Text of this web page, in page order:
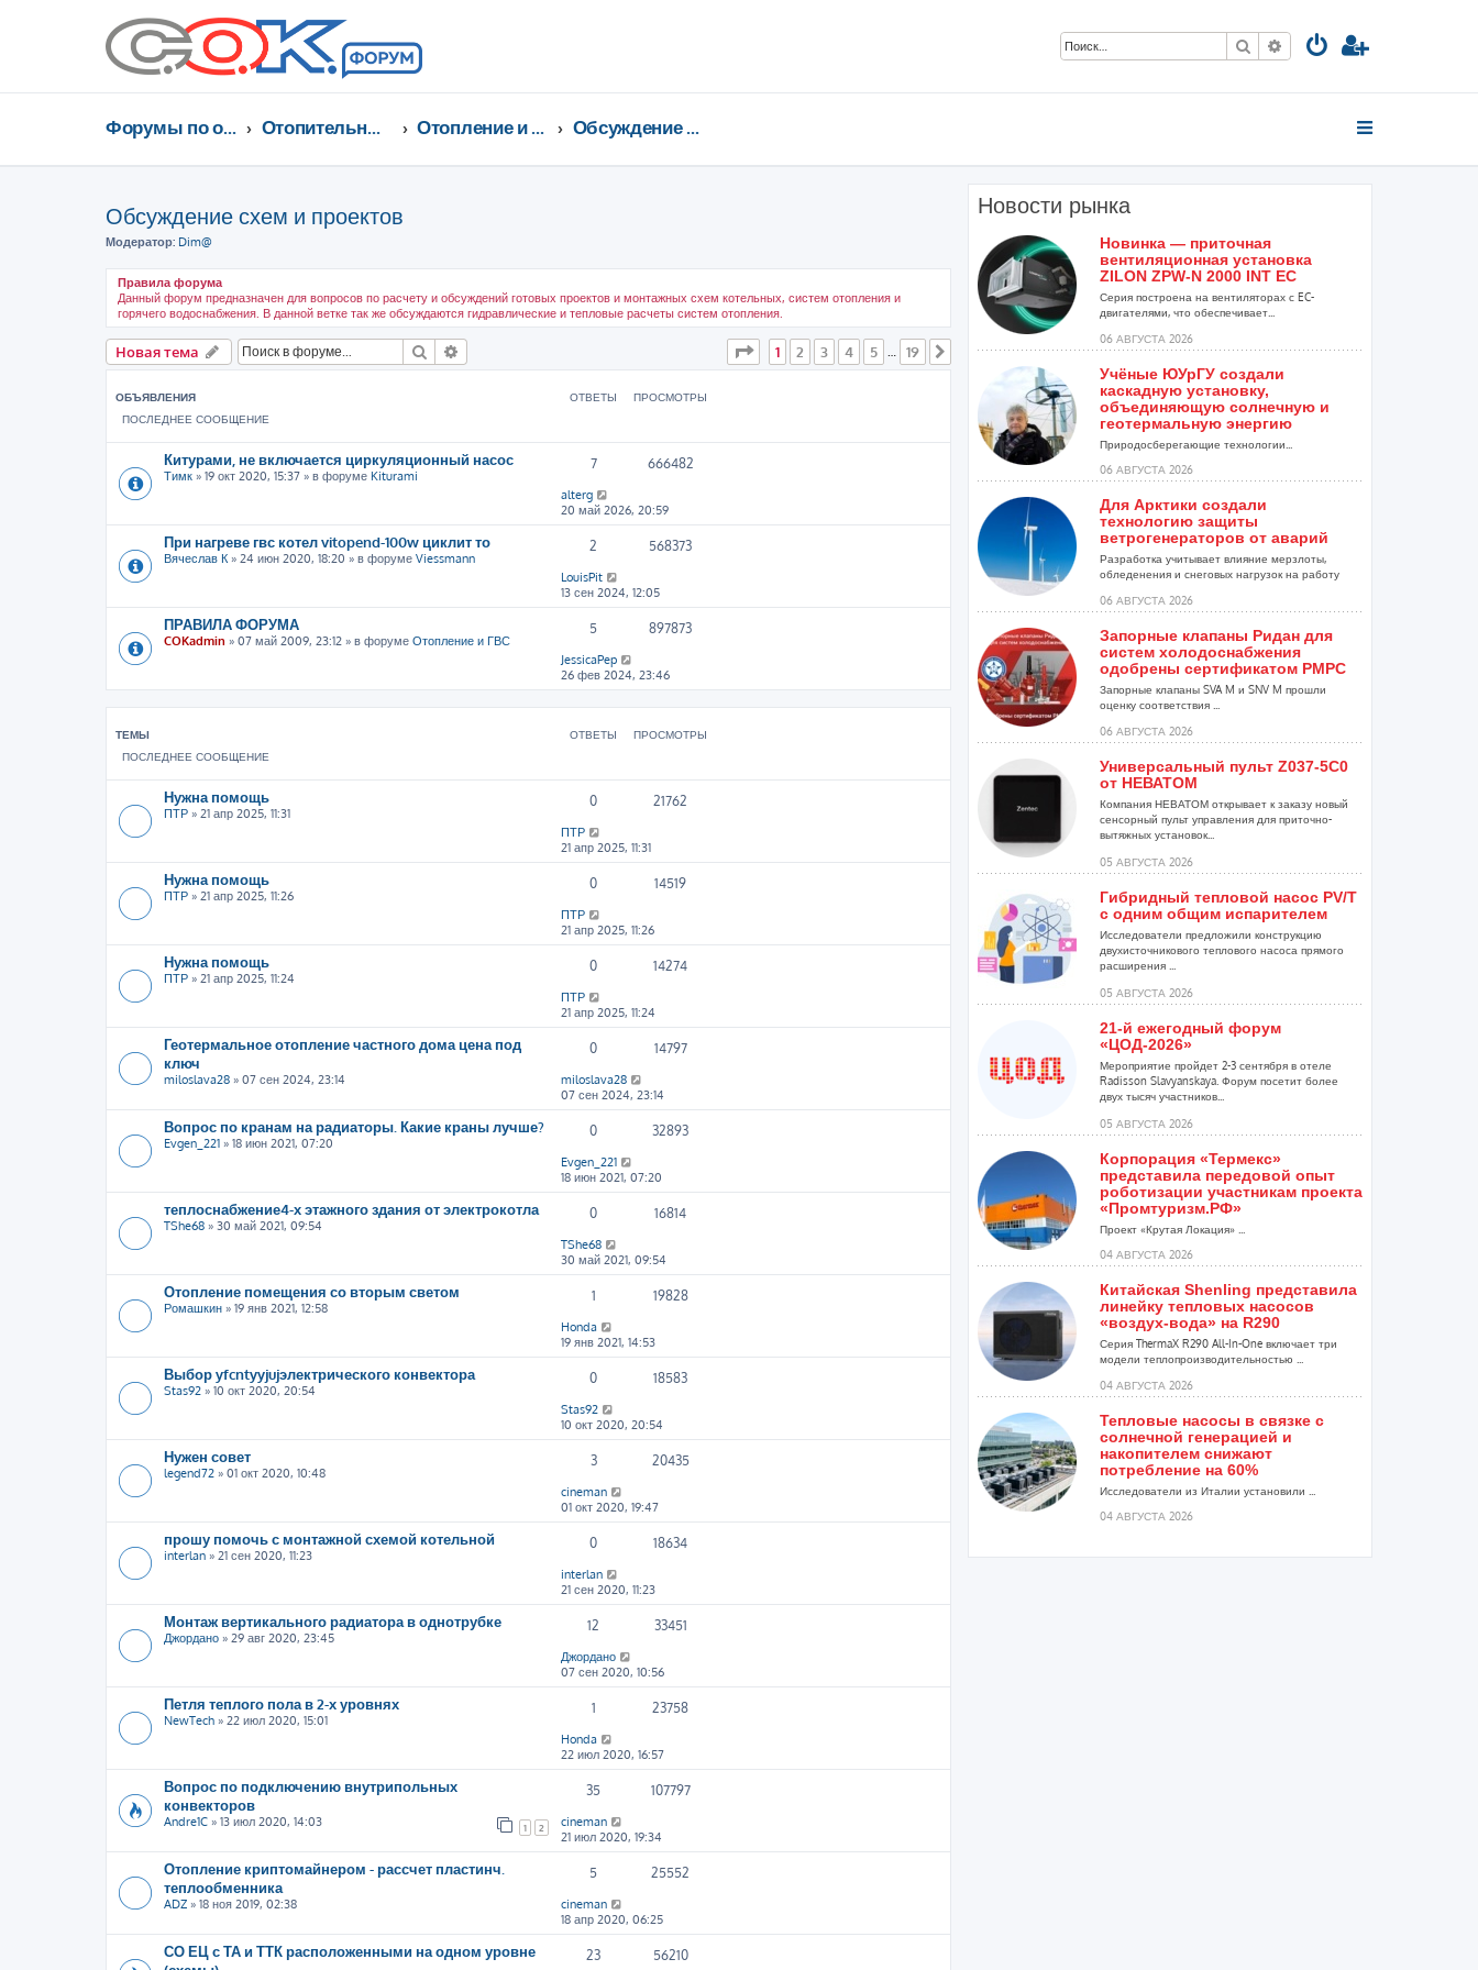
Поиск Расширенный поиск
Форумы по отоплению, кондиционированию, энергосбережению Отопительные котлы, водонагреватели, насосы, кондиционеры, водоочистка... Отопление и ГВС Обсуждение схем и проектов
Обсуждение схем и проектов
Модератор: Dim@
Правила форума
Данный форум предназначен для вопросов по расчету и обсуждений готовых проектов и монтажных схем котельных, систем отопления и
горячего водоснабжения. В данной ветке так же обсуждаются гидравлические и тепловые расчеты систем отопления.
Новая тема Поиск Страница из
1 2 3 4 5 19 След.
ОБЪЯВЛЕНИЯ ОТВЕТЫ
ПРОСМОТРЫ
ПОСЛЕДНЕЕ СООБЩЕНИЕ
Китурами, не включается циркуляционный насос
Тимк » 19 окт 2020, 15:37 » в форуме Kiturami
7 666482
alterg
20 май 2026, 20:59
При нагреве гвс котел vitopend-100w циклит то
Вячеслав К » 24 июн 2020, 18:20 » в форуме Viessmann
2 568373
LouisPit
13 сен 2024, 12:05
ПРАВИЛА ФОРУМА
COKadmin » 07 май 2009, 23:12 » в форуме Отопление и ГВС
5 897873
JessicaPep
26 фев 2024, 23:46
ТЕМЫ ОТВЕТЫ
ПРОСМОТРЫ
ПОСЛЕДНЕЕ СООБЩЕНИЕ
Нужна помощь
ПТР » 21 апр 2025, 11:31
0 21762
ПТР
21 апр 2025, 11:31
Нужна помощь
ПТР » 21 апр 2025, 11:26
0 14519
ПТР
21 апр 2025, 11:26
Нужна помощь
ПТР » 21 апр 2025, 11:24
0 14274
ПТР
21 апр 2025, 11:24
Геотермальное отопление частного дома цена под
ключ
miloslava28 » 07 сен 2024, 23:14
0 14797
miloslava28
07 сен 2024, 23:14
Вопрос по кранам на радиаторы. Какие краны лучше?
Evgen_221 » 18 июн 2021, 07:20
0 32893
Evgen_221
18 июн 2021, 07:20
теплоснабжение4-х этажного здания от электрокотла
TShe68 » 30 май 2021, 09:54
0 16814
TShe68
30 май 2021, 09:54
Отопление помещения со вторым светом
Ромашкин » 19 янв 2021, 12:58
1 19828
Honda
19 янв 2021, 14:53
Выбор yfcntyyjujэлектрического конвектора
Stas92 » 10 окт 2020, 20:54
0 18583
Stas92
10 окт 2020, 20:54
Нужен совет
legend72 » 01 окт 2020, 10:48
3 20435
cineman
01 окт 2020, 19:47
прошу помочь с монтажной схемой котельной
interlan » 21 сен 2020, 11:23
0 18634
interlan
21 сен 2020, 11:23
Монтаж вертикального радиатора в однотрубке
Джордано » 29 авг 2020, 23:45
12 33451
Джордано
07 сен 2020, 10:56
Петля теплого пола в 2-х уровнях
NewTech » 22 июл 2020, 15:01
1 23758
Honda
22 июл 2020, 16:57
Вопрос по подключению внутрипольных
конвекторов
Andre1C » 13 июл 2020, 14:03 1 2
35 107797
cineman
21 июл 2020, 19:34
Отопление криптомайнером - рассчет пластинч.
теплообменника
ADZ » 18 ноя 2019, 02:38
5 25552
cineman
18 апр 2020, 06:25
СО ЕЦ с ТА и ТТК расположенными на одном уровне
23 56210
Новости рынка
Новинка — приточная
вентиляционная установка
ZILON ZPW-N 2000 INT EC
Серия построена на вентиляторах с EC-
двигателями, что обеспечивает...
06 АВГУСТА 2026
Учёные ЮУрГУ создали
каскадную установку,
объединяющую солнечную и
геотермальную энергию
Природосберегающие технологии...
06 АВГУСТА 2026
Для Арктики создали
технологию защиты
ветрогенераторов от аварий
Разработка учитывает влияние мерзлоты,
обледенения и снеговых нагрузок на работу
06 АВГУСТА 2026
Запорные клапаны Ридан для
систем холодоснабжения
одобрены сертификатом РМРС
Запорные клапаны SVA M и SNV M прошли
оценку соответствия ...
06 АВГУСТА 2026
Универсальный пульт Z037-5C0
от НЕВАТОМ
Компания НЕВАТОМ открывает к заказу новый
сенсорный пульт управления для приточно-
вытяжных установок...
05 АВГУСТА 2026
Гибридный тепловой насос PV/T
с одним общим испарителем
Исследователи предложили конструкцию
двухисточникового теплового насоса прямого
расширения ...
05 АВГУСТА 2026
21-й ежегодный форум
«ЦОД-2026»
Мероприятие пройдет 2-3 сентября в отеле
Radisson Slavyanskaya. Форум посетит более
двух тысяч участников...
05 АВГУСТА 2026
Корпорация «Термекс»
представила передовой опыт
роботизации участникам проекта
«Промтуризм.РФ»
Проект «Крутая Локация» ...
04 АВГУСТА 2026
Китайская Shenling представила
линейку тепловых насосов
«воздух-вода» на R290
Серия ThermaX R290 All-In-One включает три
модели теплопроизводительностью ...
04 АВГУСТА 2026
Тепловые насосы в связке с
солнечной генерацией и
накопителем снижают
потребление на 60%
Исследователи из Италии установили ...
04 АВГУСТА 2026